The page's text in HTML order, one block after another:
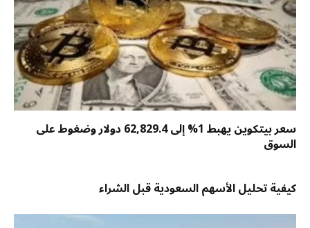
سعر بيتكوين يهبط 1% إلى 62,829.4 دولار وضغوط على
السوق
كيفية تحليل الأسهم السعودية قبل الشراء